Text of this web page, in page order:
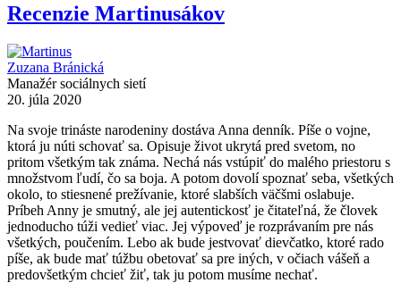
Recenzie Martinusákov
Zuzana Bránická
Manažér sociálnych sietí
20. júla 2020
Na svoje trináste narodeniny dostáva Anna denník. Píše o vojne,
ktorá ju núti schovať sa. Opisuje život ukrytá pred svetom, no
pritom všetkým tak známa. Nechá nás vstúpiť do malého priestoru s
množstvom ľudí, čo sa boja. A potom dovolí spoznať seba, všetkých
okolo, to stiesnené prežívanie, ktoré slabších väčšmi oslabuje.
Príbeh Anny je smutný, ale jej autentickosť je čitateľná, že človek
jednoducho túži vedieť viac. Jej výpoveď je rozprávaním pre nás
všetkých, poučením. Lebo ak bude jestvovať dievčatko, ktoré rado
píše, ak bude mať túžbu obetovať sa pre iných, v očiach vášeň a
predovšetkým chcieť žiť, tak ju potom musíme nechať.